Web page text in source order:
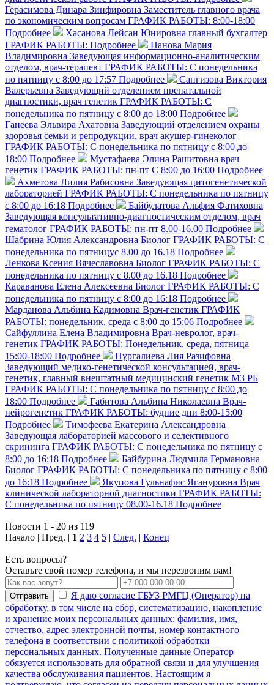
Герасимова Динара Зинфировна Заместитель главного врача
по экономическим вопросам ГРАФИК РАБОТЫ: 8:00-18:00
Подробнее
Хасанова Лейсан Юнировна главный бухгалтер
ГРАФИК РАБОТЫ: Подробнее
Панова Мария
Владимировна Заведующая информационно-аналитическим
отделом, врач-терапевт ГРАФИК РАБОТЫ: С понедельника
по пятницу с 8:00 до 17:57 Подробнее
Сангизова Виктория
Валерьевна Заведующий отделением пренатальной
диагностики, врач генетик ГРАФИК РАБОТЫ: С
понедельника по пятницу с 8:00 до 18:00 Подробнее
Ганеева Эльвира Ахатовна Заведующий отделением охраны
здоровья семьи и репродукции, врач акушер-гинеколог
ГРАФИК РАБОТЫ: С понедельника по пятницу с 8:00 до
18:00 Подробнее Мустафаева Элина Рашитовна врач
генетик ГРАФИК РАБОТЫ: пн-пт С 8:00 до 16:00 Подробнее
Ахметова Лилия Рабисовна Заведующая цитогенетической
лабораторией ГРАФИК РАБОТЫ: С понедельника по пятницу
с 8:00 до 16:18 Подробнее
Байбулатова Альфия Фатиховна
Заведующая консультативно-диагностическим отделом, врач
гематолог ГРАФИК РАБОТЫ: пн-пт 8.00-16.00 Подробнее
Шабрина Юлия Александровна Биолог ГРАФИК РАБОТЫ: С
понедельника по пятницус 8.00 до 16.18 Подробнее
Ленкова Ксения Вячеславовна Биолог ГРАФИК РАБОТЫ: С
понедельника по пятницу с 8.00 до 16.18 Подробнее
Караванова Елена Алексеевна Биолог ГРАФИК РАБОТЫ: С
понедельника по пятницу с 8:00 до 16:18 Подробнее
Марданова Альбина Кадимовна Врач-генетик ГРАФИК
РАБОТЫ: понедельник, среда с 8:00 до 15:06 Подробнее
Сайфуллина Елена Владимировна Врач-невролог, врач-
генетик ГРАФИК РАБОТЫ: Понедельник, среда, пятница
15:00-18:00 Подробнее
Нургалиева Лия Разифовна
Заведующий медико-генетической консультацией, врач-
генетик, главный внештатный медицинский генетик МЗ РБ
ГРАФИК РАБОТЫ: С понедельника по пятницу с 8:00 до
18:00 Подробнее Габитова Альбина Николаевна Врач-
нейрогенетик ГРАФИК РАБОТЫ: будние дни 8:00-15:00
Подробнее
Тимофеева Екатерина Александровна
Заведующая лабораторией массового и селективного
скрининга ГРАФИК РАБОТЫ: С понедельника по пятницу с
8:00 до 16:18 Подробнее
Байбурина Людмила Германовна
Биолог ГРАФИК РАБОТЫ: С понедельника по пятницу с 8:00
до 16:18 Подробнее Якупова Гульнафис Ягануровна Врач
клинической лабораторной диагностики ГРАФИК РАБОТЫ:
С понедельника по пятницу 08.00-16.18 Подробнее
Новости 1 - 20 из 119
Начало | Пред. | 1 2 3 4 5 | След. | Конец
Есть вопросы?
Оставьте свой номер телефона, и мы перезвоним вам!
Отправить
Я даю согласие ГБУЗ РМГЦ (Оператор) на
обработку, в том числе на сбор, систематизацию, накопление
и хранение моих персональных данных: фамилия, имя,
отчество, адрес электронной почты, номер контактного
телефона в соответствии с политикой обработки
персональных данных. Полученные данные Оператор
обязуется использовать для обратной связи и для улучшения
качества обслуживания пациентов. Настоящим я